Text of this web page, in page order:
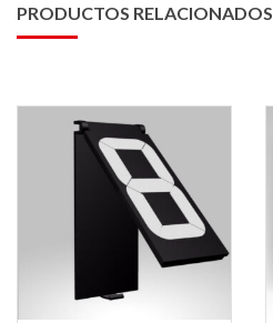
PRODUCTOS RELACIONADOS